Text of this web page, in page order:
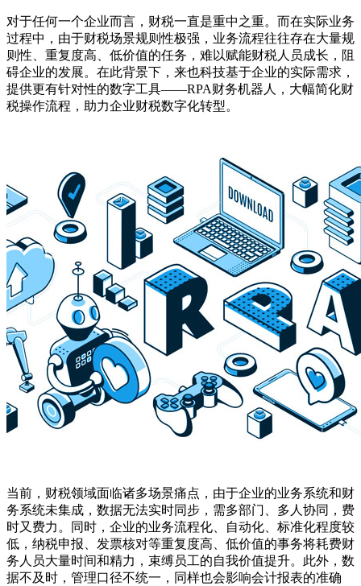
对于任何一个企业而言，财税一直是重中之重。而在实际业务
过程中，由于财税场景规则性极强，业务流程往往存在大量规
则性、重复度高、低价值的任务，难以赋能财税人员成长，阻
碍企业的发展。在此背景下，来也科技基于企业的实际需求，
提供更有针对性的数字工具——RPA财务机器人，大幅简化财
税操作流程，助力企业财税数字化转型。
当前，财税领域面临诸多场景痛点，由于企业的业务系统和财
务系统未集成，数据无法实时同步，需多部门、多人协同，费
时又费力。同时，企业的业务流程化、自动化、标准化程度较
低，纳税申报、发票核对等重复度高、低价值的事务将耗费财
务人员大量时间和精力，束缚员工的自我价值提升。此外，数
据不及时，管理口径不统一，同样也会影响会计报表的准确